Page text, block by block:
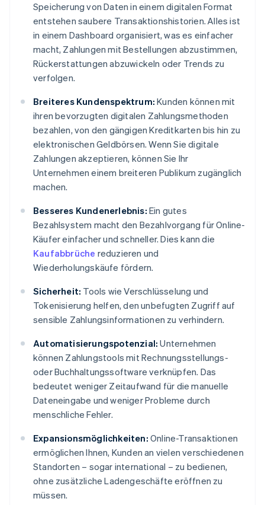
Speicherung von Daten in einem digitalen Format
entstehen saubere Transaktionshistorien. Alles ist
in einem Dashboard organisiert, was es einfacher
macht, Zahlungen mit Bestellungen abzustimmen,
Rückerstattungen abzuwickeln oder Trends zu
verfolgen.
Breiteres Kundenspektrum: Kunden können mit
ihren bevorzugten digitalen Zahlungsmethoden
bezahlen, von den gängigen Kreditkarten bis hin zu
elektronischen Geldbörsen. Wenn Sie digitale
Zahlungen akzeptieren, können Sie Ihr
Unternehmen einem breiteren Publikum zugänglich
machen.
Besseres Kundenerlebnis: Ein gutes
Bezahlsystem macht den Bezahlvorgang für Online-
Käufer einfacher und schneller. Dies kann die
Kaufabbrüche reduzieren und
Wiederholungskäufe fördern.
Sicherheit: Tools wie Verschlüsselung und
Tokenisierung helfen, den unbefugten Zugriff auf
sensible Zahlungsinformationen zu verhindern.
Automatisierungspotenzial: Unternehmen
können Zahlungstools mit Rechnungsstellungs-
oder Buchhaltungssoftware verknüpfen. Das
bedeutet weniger Zeitaufwand für die manuelle
Dateneingabe und weniger Probleme durch
menschliche Fehler.
Expansionsmöglichkeiten: Online-Transaktionen
ermöglichen Ihnen, Kunden an vielen verschiedenen
Standorten – sogar international – zu bedienen,
ohne zusätzliche Ladengeschäfte eröffnen zu
müssen.